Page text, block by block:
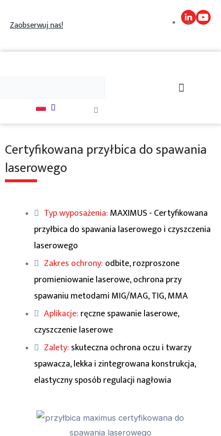
Zaobserwuj nas!
search
Certyfikowana przyłbica do spawania
laserowego
Typ wyposażenia: MAXIMUS - Certyfikowana
przyłbica do spawania laserowego i czyszczenia
laserowego
Zakres ochrony: odbite, rozproszone
promieniowanie laserowe, ochrona przy
spawaniu metodami MIG/MAG, TIG, MMA
Aplikacje: ręczne spawanie laserowe,
czyszczenie laserowe
Zalety: skuteczna ochrona oczu i twarzy
spawacza, lekka i zintegrowana konstrukcja,
elastyczny sposób regulacji nagłowia